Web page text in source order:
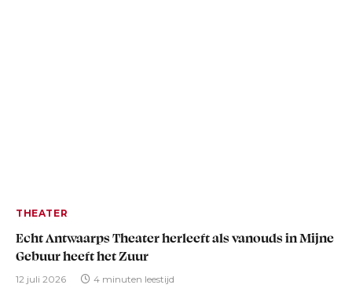
THEATER
Echt Antwaarps Theater herleeft als vanouds in Mijne
Gebuur heeft het Zuur
12 juli 2026 4 minuten leestijd